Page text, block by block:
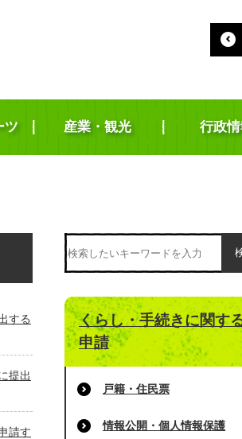
ツ 産業・観光 行政
する
提出
請す
くらし・手続きに関す
申請
戸籍・住民票
情報公開・個人情報保護